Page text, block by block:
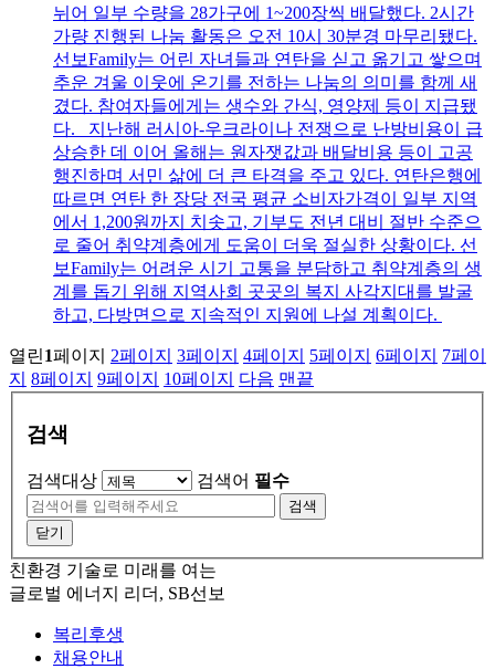
뉘어 일부 수량을 28가구에 1~200장씩 배달했다. 2시간
가량 진행된 나눔 활동은 오전 10시 30분경 마무리됐다.
선보Family는 어린 자녀들과 연탄을 싣고 옮기고 쌓으며
추운 겨울 이웃에 온기를 전하는 나눔의 의미를 함께 새
겼다. 참여자들에게는 생수와 간식, 영양제 등이 지급됐
다. 지난해 러시아-우크라이나 전쟁으로 난방비용이 급
상승한 데 이어 올해는 원자잿값과 배달비용 등이 고공
행진하며 서민 삶에 더 큰 타격을 주고 있다. 연탄은행에
따르면 연탄 한 장당 전국 평균 소비자가격이 일부 지역
에서 1,200원까지 치솟고, 기부도 전년 대비 절반 수준으
로 줄어 취약계층에게 도움이 더욱 절실한 상황이다. 선
보Family는 어려운 시기 고통을 분담하고 취약계층의 생
계를 돕기 위해 지역사회 곳곳의 복지 사각지대를 발굴
하고, 다방면으로 지속적인 지원에 나설 계획이다.
열린1페이지 2페이지 3페이지 4페이지 5페이지 6페이지 7페이
지 8페이지 9페이지 10페이지 다음 맨끝
검색
검색대상 검색어 필수
검색
닫기
친환경 기술로 미래를 여는
글로벌 에너지 리더, SB선보
복리후생
채용안내